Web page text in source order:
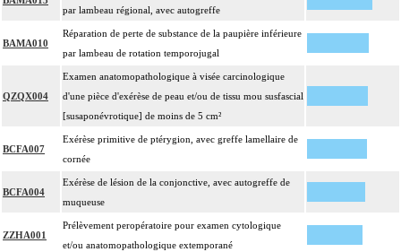
par lambeau régional, avec autogreffe
BAMA010
Réparation de perte de substance de la paupière inférieure
par lambeau de rotation temporojugal
QZQX004
Examen anatomopathologique à visée carcinologique
d'une pièce d'exérèse de peau et/ou de tissu mou susfascial
[susaponévrotique] de moins de 5 cm²
BCFA007
Exérèse primitive de ptérygion, avec greffe lamellaire de
cornée
BCFA004
Exérèse de lésion de la conjonctive, avec autogreffe de
muqueuse
ZZHA001
Prélèvement peropératoire pour examen cytologique
et/ou anatomopathologique extemporané